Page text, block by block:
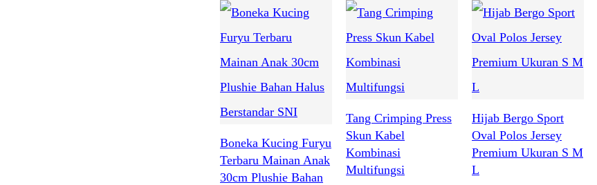
Boneka Kucing Furyu
Terbaru Mainan Anak
30cm Plushie Bahan
Tang Crimping Press
Skun Kabel
Kombinasi
Multifungsi
Hijab Bergo Sport
Oval Polos Jersey
Premium Ukuran S M
L